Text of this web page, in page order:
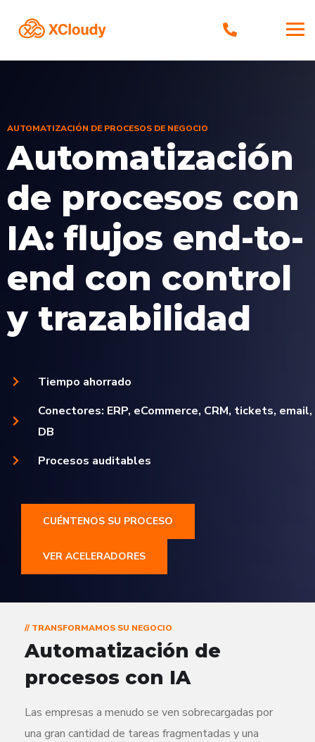
AUTOMATIZACIÓN DE PROCESOS DE NEGOCIO
Automatización
de procesos con
IA: flujos end-to-
end con control
y trazabilidad
Tiempo ahorrado
Conectores: ERP, eCommerce, CRM, tickets, email,
DB
Procesos auditables
CUÉNTENOS SU PROCESO
VER ACELERADORES
// TRANSFORMAMOS SU NEGOCIO
Automatización de
procesos con IA
Las empresas a menudo se ven sobrecargadas por
una gran cantidad de tareas fragmentadas y una